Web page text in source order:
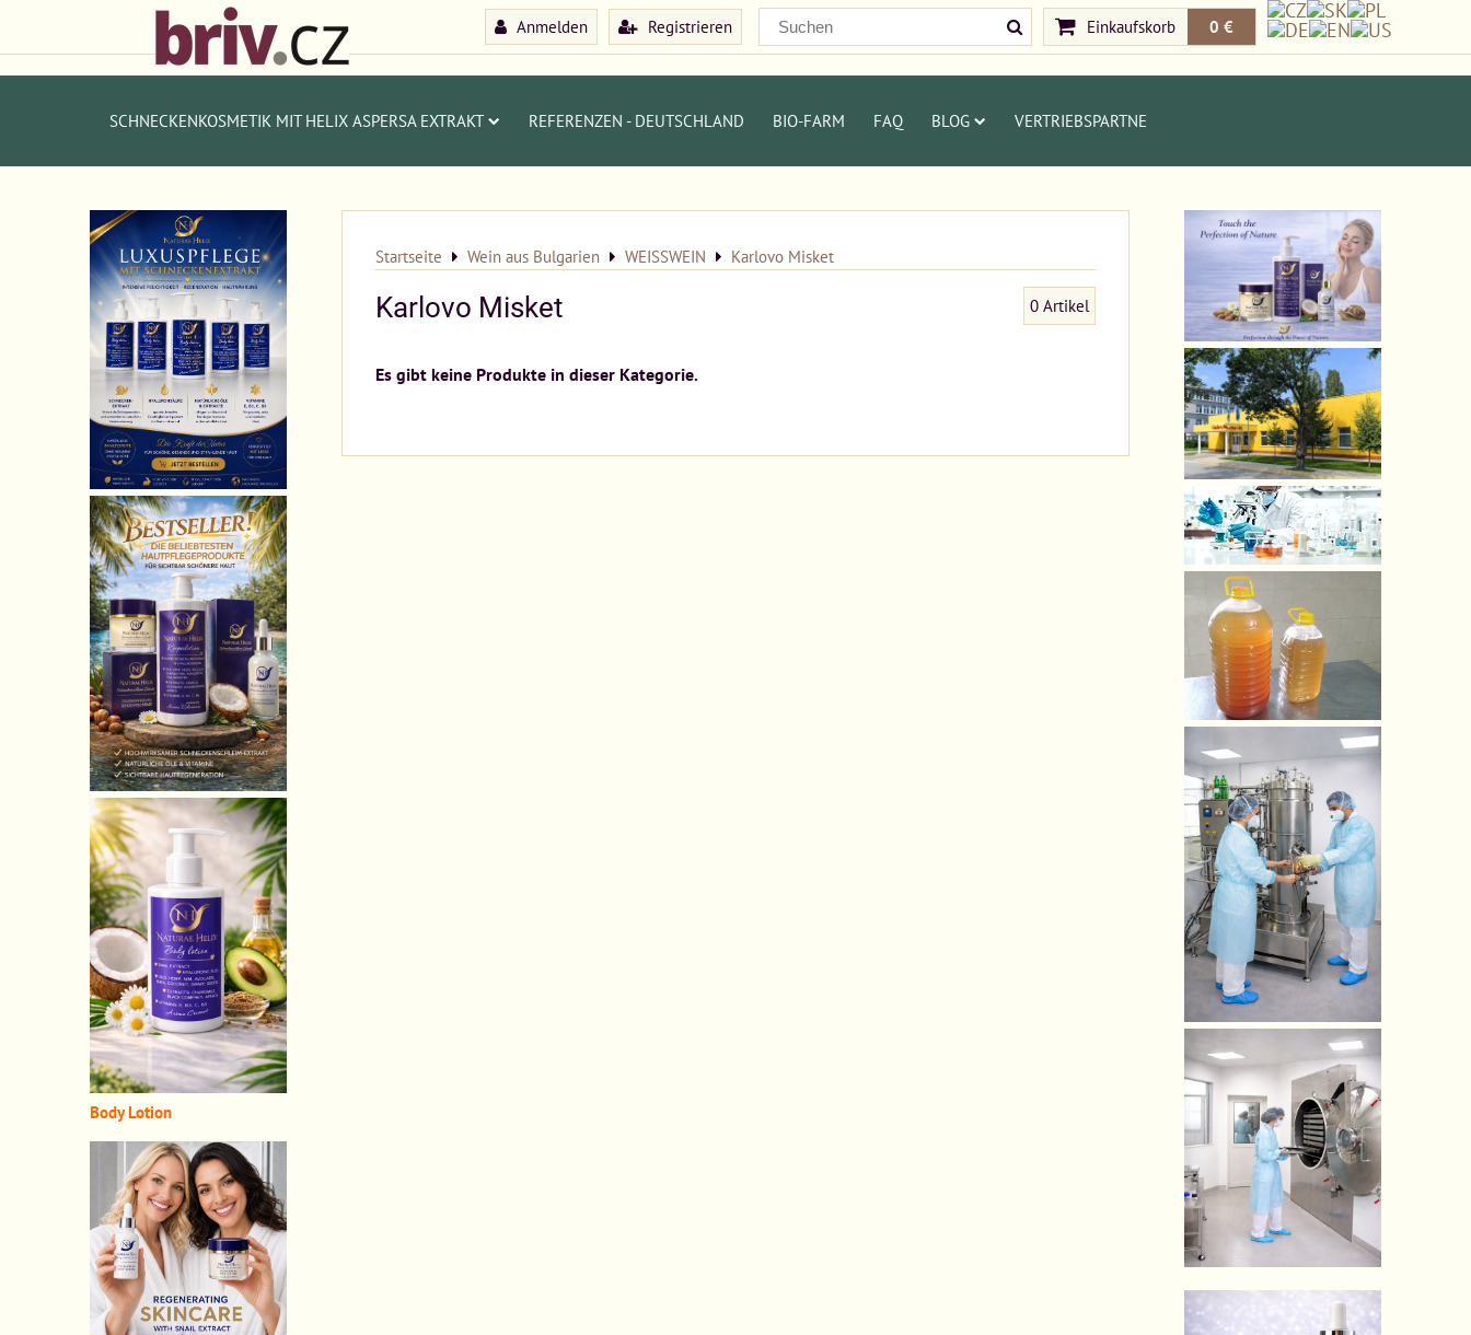
Anmelden Registrieren Einkaufskorb 0 €
SCHNECKENKOSMETIK MIT HELIX ASPERSA EXTRAKT REFERENZEN - DEUTSCHLAND BIO-FARM FAQ BLOG VERTRIEBSPARTNE
Startseite Wein aus Bulgarien WEISSWEIN Karlovo Misket
Karlovo Misket 0 Artikel
Body Lotion